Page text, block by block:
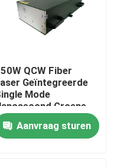
QCW Fiber
Geïntegreerde
Mode
Groene
Laser
Aanvraag sturen